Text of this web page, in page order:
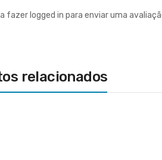
fazer logged in para enviar uma
relacionados